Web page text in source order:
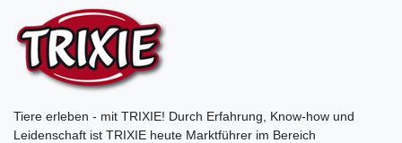
Tiere erleben - mit TRIXIE! Durch Erfahrung, Know-how und
Leidenschaft ist TRIXIE heute Marktführer im Bereich